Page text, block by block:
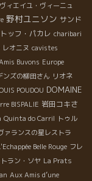
ィエイユ・ヴィーニュ
野村ユニソン サンド
ッフ・パカレ charibari
レオニヌ cavistes
Buvons Europe
ンズの柳田さん リオネ
POUDOU DOMAINE
BISPALIE 岩田コキさ
Quinta do Carril トゥル
ァランスの星レストラ
Belle Rouge フレ
ラン・ソヤ La Prats
Aux Amis d’une